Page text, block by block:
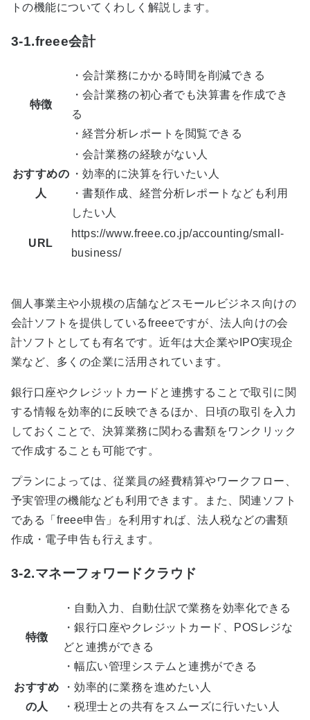
トの機能についてくわしく解説します。
3-1.freee会計
特徴
・会計業務にかかる時間を削減できる
・会計業務の初心者でも決算書を作成でき
る
・経営分析レポートを閲覧できる
おすすめの
人
・会計業務の経験がない人
・効率的に決算を行いたい人
・書類作成、経営分析レポートなども利用
したい人
URL
https://www.freee.co.jp/accounting/small-
business/
個人事業主や小規模の店舗などスモールビジネス向けの
会計ソフトを提供しているfreeeですが、法人向けの会
計ソフトとしても有名です。近年は大企業やIPO実現企
業など、多くの企業に活用されています。
銀行口座やクレジットカードと連携することで取引に関
する情報を効率的に反映できるほか、日頃の取引を入力
しておくことで、決算業務に関わる書類をワンクリック
で作成することも可能です。
プランによっては、従業員の経費精算やワークフロー、
予実管理の機能なども利用できます。また、関連ソフト
である「freee申告」を利用すれば、法人税などの書類
作成・電子申告も行えます。
3-2.マネーフォワードクラウド
特徴
・自動入力、自動仕訳で業務を効率化できる
・銀行口座やクレジットカード、POSレジな
どと連携ができる
・幅広い管理システムと連携ができる
おすすめ
の人
・効率的に業務を進めたい人
・税理士との共有をスムーズに行いたい人